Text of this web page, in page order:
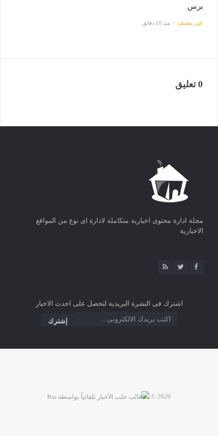
برس
غير مصنف منذ 10 دقائق
0 تعليق
مجلة ادارة محتوى اخبارية متكاملة لادارة اى نوع من المواقع
الاخبارية
اشترك فى النشرة البريدية لتحصل على احدث الاخبار
2026 ©